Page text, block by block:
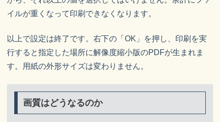
イルが重くなって印刷できなくなります。
以上で設定は終了です。右下の「OK」を押し、印刷を実
行すると指定した場所に解像度縮小版のPDFが生まれま
す。用紙の外形サイズは変わりません。
画質はどうなるのか